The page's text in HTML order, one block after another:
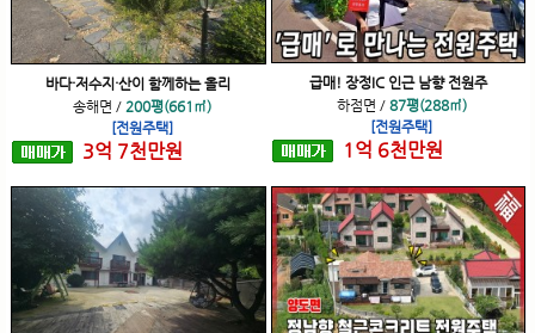
바다·저수지·산이 함께하는 올리
송해면 / 200평(661㎡)
[전원주택]
3억 7천만원
급매! 장정IC 인근 남향 전원주
하점면 / 87평(288㎡)
[전원주택]
1 억 6천만원